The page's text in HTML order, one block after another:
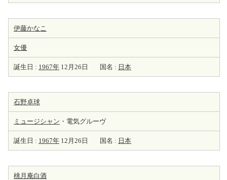
伊藤かなこ
女優
誕生日 : 1967年 12月26日 国名 : 日本
石野卓球
ミュージシャン ・電気グルーヴ
誕生日 : 1967年 12月26日 国名 : 日本
桃月庵白酒